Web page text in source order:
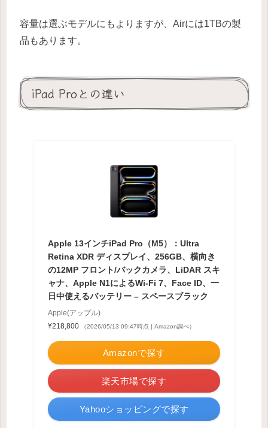
容量は選ぶモデルにもよりますが、Airには1TBの製
品もあります。
iPad Proとの違い
Apple 13インチiPad Pro（M5）：Ultra
Retina XDR ディスプレイ、256GB、横向き
の12MP フロント/バックカメラ、LiDAR スキ
ャナ、Apple N1によるWi-Fi 7、Face ID、一
日中使えるバッテリー – スペースブラック
Apple(アップル)
¥218,800
（2026/05/13 09:47時点 | Amazon調べ）
Amazonで探す
楽天市場で探す
Yahooショッピングで探す